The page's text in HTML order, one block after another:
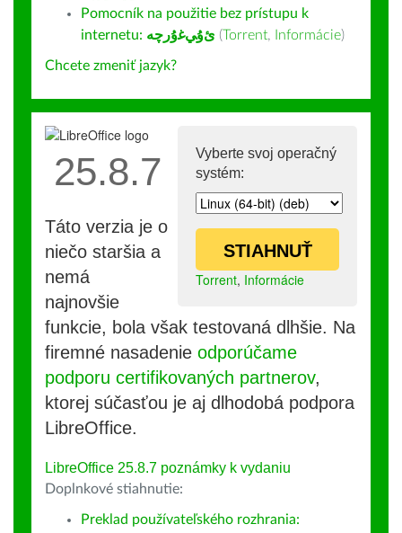
Pomocník na použitie bez prístupu k
internetu: ﺉۇﻲﻏۇﺭچە (Torrent, Informácie)
Chcete zmeniť jazyk?
Vyberte svoj operačný
systém:
STIAHNUŤ
Torrent, Informácie
25.8.7
Táto verzia je o
niečo staršia a
nemá
najnovšie
funkcie, bola však testovaná dlhšie. Na
firemné nasadenie odporúčame
podporu certifikovaných partnerov,
ktorej súčasťou je aj dlhodobá podpora
LibreOffice.
LibreOffice 25.8.7 poznámky k vydaniu
Doplnkové stiahnutie:
Preklad používateľského rozhrania: